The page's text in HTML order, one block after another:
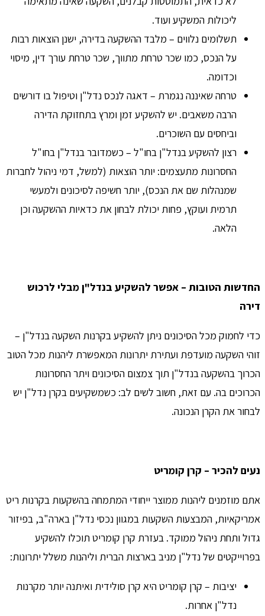
ליכולות המשקיע ועוד.
תשלומים נלווים – מלבד ההשקעה בדירה, ישנן הוצאות רבות
על הנכס, כמו שכר טרחת מתווך, שכר טרחת עורך דין, מיסוי
וכדומה.
טרחה שאיננה נגמרת – דאגה לנכס נדל"ן וטיפול בו דורשים
הרבה משאבים. יש להשקיע זמן ומרץ בתחזוקת הדירה
וביחסים עם השוכרים.
רצון להשקיע בנדל"ן בחו"ל – כשמדובר בנדל"ן בחו"ל
החסרונות מתעצמים: יותר הוצאות (למשל, דמי ניהול לחברות
שמנהלות שם את הנכס), יותר חשיפה לסיכונים ולמעשי
תרמית ועוקץ, פחות יכולת לבחון את כדאיות ההשקעה וכן
הלאה.
החדשות הטובות – אפשר להשקיע בנדל"ן מבלי לרכוש
דירה
כדי לחמוק מכל הסיכונים ניתן להשקיע בקרנות השקעה בנדל"ן –
זוהי השקעה מועדפת ועתירת יתרונות המאפשרת ליהנות מכל הטוב
הכרוך בהשקעה בנדל"ן תוך צמצום הסיכונים ויתר החסרונות
הכרוכים בה. עם זאת, חשוב לשים לב: כשמשקיעים בקרן נדל"ן יש
לבחור את הקרן הנכונה.
נעים להכיר – קרן קומריט
אתם מוזמנים ליהנות ממוצר ייחודי המתמחה בהשקעות בקרנות ריט
אמריקאיות, המבצעות השקעות במגוון נכסי נדל"ן בארה"ב, בפיזור
גדול ותחת ניהול ממוקד. בעזרת קרן קומריט תוכלו להשקיע
בפרוייקטים של נדל"ן מניב בארצות הברית וליהנות משלל יתרונות:
יציבות – קרן קומריט היא קרן סולידית ואיתנה יותר מקרנות
נדל"ן אחרות.